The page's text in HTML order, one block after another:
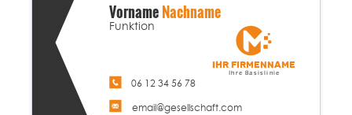
06 12 34 56 78
email@gesellschaft.com
Funktion
VornameNachname
Ihr Firmenname
Ihre Basislinie